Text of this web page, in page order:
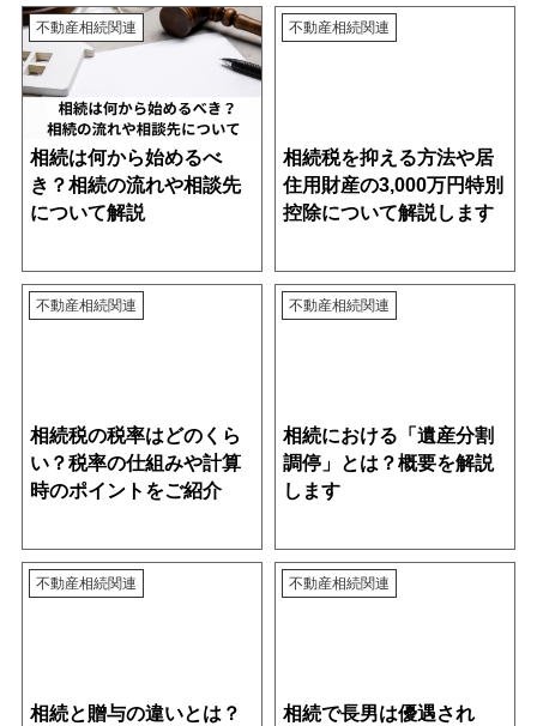
不動産相続関連
相続は何から始めるべ
き？相続の流れや相談先
について解説
不動産相続関連
相続税を抑える方法や居
住用財産の3,000万円特別
控除について解説します
不動産相続関連
相続税の税率はどのくら
い？税率の仕組みや計算
時のポイントをご紹介
不動産相続関連
相続における「遺産分割
調停」とは？概要を解説
します
不動産相続関連
相続と贈与の違いとは？
不動産相続関連
相続で長男は優遇され